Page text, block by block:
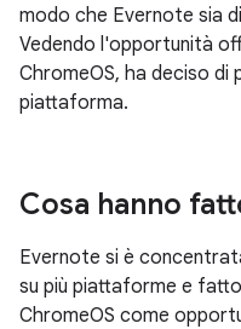
modo che Evernote sia
Vedendo l'opportunità
ChromeOS, ha deciso di
piattaforma.
Cosa hanno
Evernote si è
su più piattaforme e
ChromeOS come